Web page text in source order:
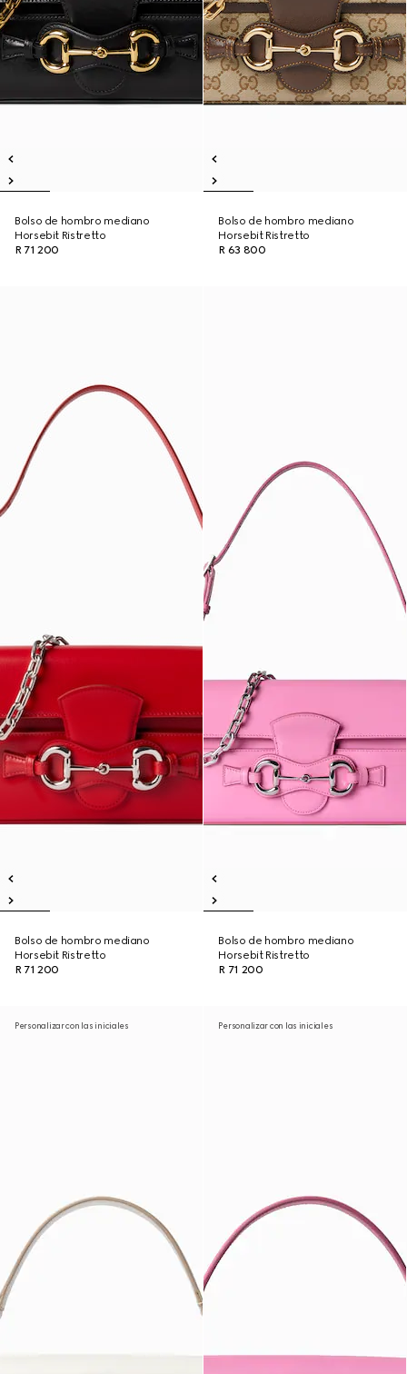
Bolso de hombro mediano
Horsebit Ristretto
R 71 200
Bolso de hombro mediano
Horsebit Ristretto
R 63 800
Bolso de hombro mediano
Horsebit Ristretto
R 71 200
Bolso de hombro mediano
Horsebit Ristretto
R 71 200
Personalizar con las iniciales Personalizar con las iniciales